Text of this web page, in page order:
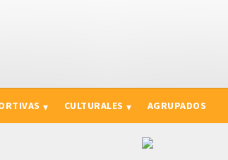
CULTURALES AGRUPADOS